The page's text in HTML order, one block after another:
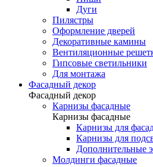
Дуги
Пилястры
Оформление дверей
Декоративные камины
Вентиляционные
Гипсовые светильники
Для монтажа
Фасадный декор
Фасадный декор
Карнизы фасадные
Карнизы фасадные
Карнизы для
Карнизы для
Дополнительные
Молдинги фасадные